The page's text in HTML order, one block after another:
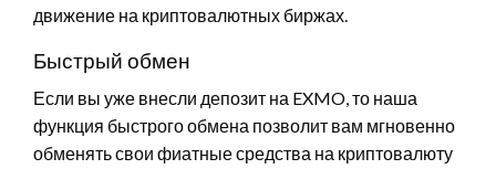
движение на криптовалютных биржах.
Быстрый обмен
Если вы уже внесли депозит на EXMO, то наша
функция быстрого обмена позволит вам мгновенно
обменять свои фиатные средства на криптовалюту